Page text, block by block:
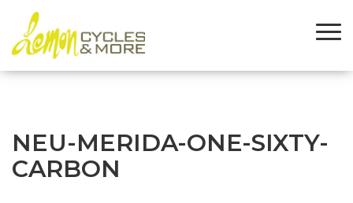
NEU-MERIDA-ONE-SIXTY-
CARBON